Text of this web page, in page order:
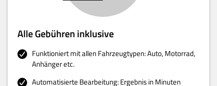
Alle Gebühren inklusive
Funktioniert mit allen Fahrzeugtypen: Auto, Motorrad,
Anhänger etc.
Automatisierte Bearbeitung: Ergebnis in Minuten